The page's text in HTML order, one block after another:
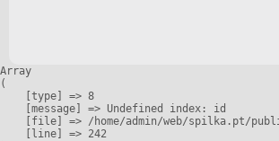
Array
(
    [type] => 8
    [message] => Undefined index: id
[file] => /home/admin/web/spilka.pt/
    [line] => 242